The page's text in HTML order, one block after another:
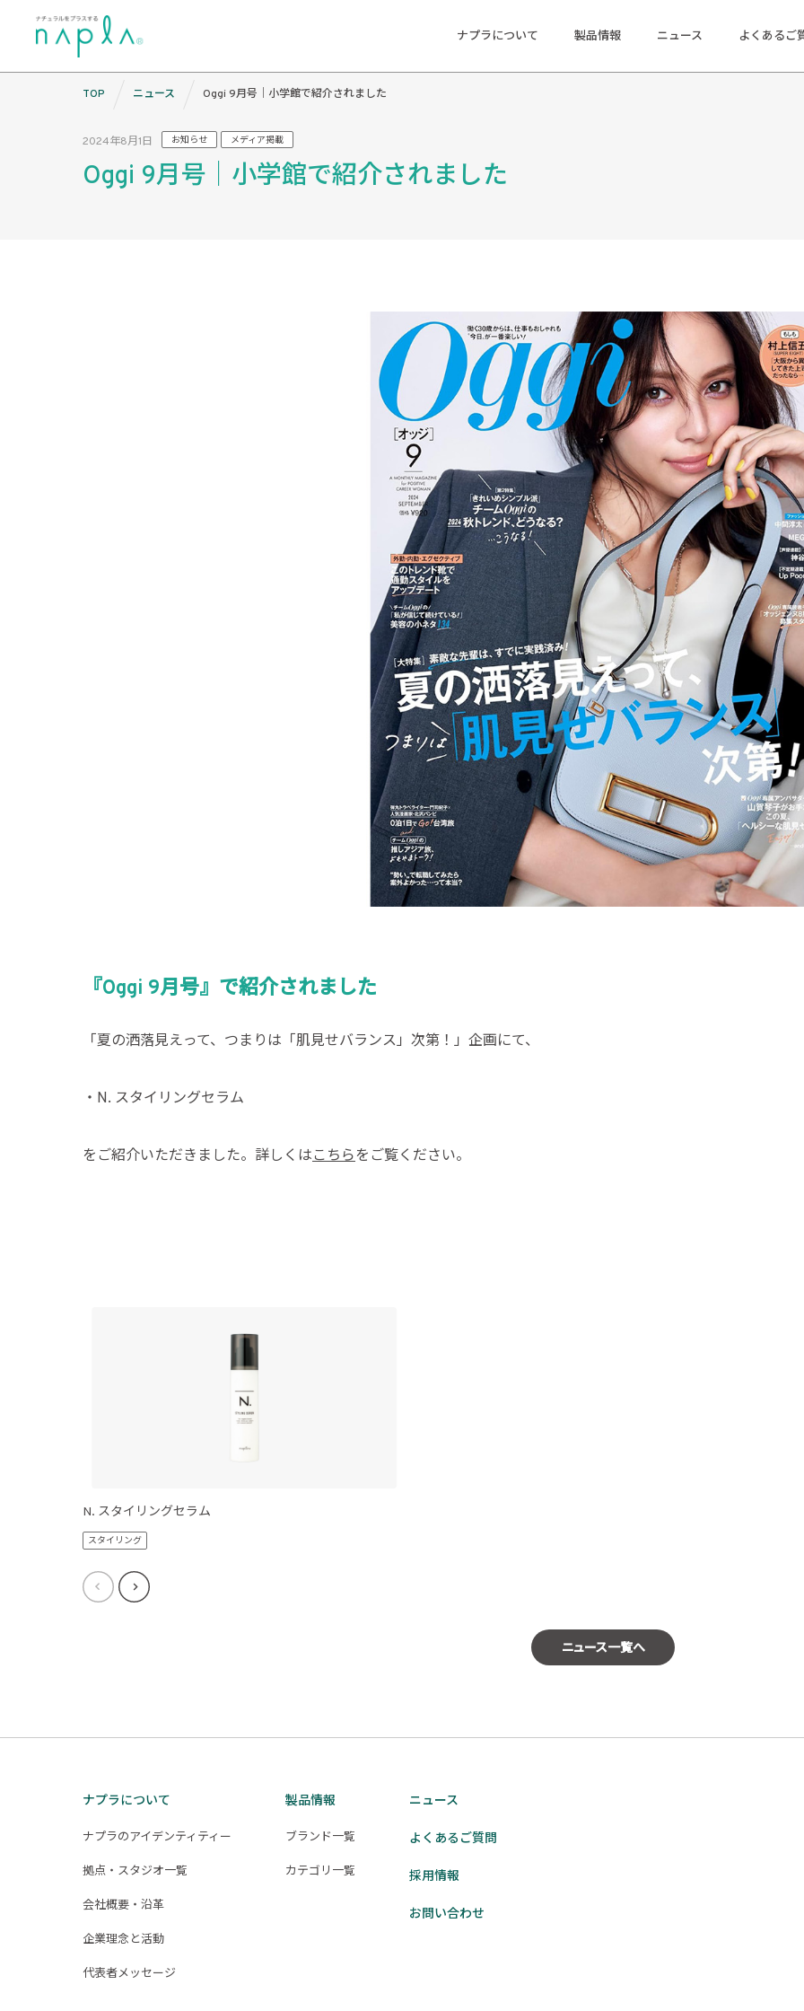
ナプラについて 製品情報 ニュース よくあるご
2024年8月1日 お知らせ メディア掲載
Oggi 9月号｜小学館で紹介されました
『Oggi 9月号』で紹介されました
「夏の洒落見えって、つまりは「肌見せバランス」次第！」企画にて、
・N. スタイリングセラム
をご紹介いただきました。詳しくはこちらをご覧ください。
N. スタイリングセラム
スタイリング
ニュース一覧へ
TOP ニュース Oggi 9月号｜小学館で紹介されました
ナプラについて
ナプラのアイデンティティー
拠点・スタジオ一覧
会社概要・沿革
企業理念と活動
代表者メッセージ
製品情報
ブランド一覧
カテゴリ一覧
ニュース
よくあるご質問
採用情報
お問い合わせ